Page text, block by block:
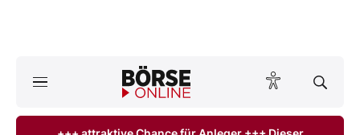
ktuelle Ausgabe BÖRSE ONLINE lesen